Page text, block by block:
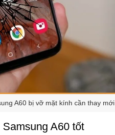
A60 bị vỡ mặt kính cần thay mới
A60 tốt